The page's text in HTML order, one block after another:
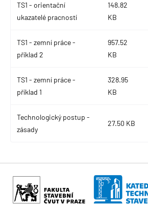
TS1 - orientační
ukazatelé pracností
148.82
KB
TS1 - zemní práce -
příklad 2
957.52
KB
TS1 - zemní práce -
příklad 1
328.95
KB
Technologický postup -
zásady
27.50 KB